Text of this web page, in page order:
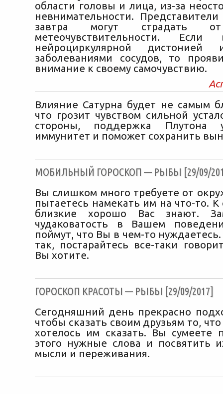
области головы и лица, из-за
невнимательности.
завтра могут страдать от
метеочувствительности.
нейроциркулярной дистонией
заболеваниями сосудов, то
внимание к своему самочувствию.
Влияние Сатурна будет не самым
что грозит чувством сильной
стороны, поддержка Плутона
иммунитет и поможет сохранить
МОБИЛЬНЫЙ ГОРОСКОП — РЫБЫ [29/09/
Вы слишком много требуете от
пытаетесь намекать им на что-то.
близкие хорошо Вас знают.
чудаковатость в Вашем
поймут, что Вы в чем-то
так, постарайтесь все-таки
Вы хотите.
ГОРОСКОП КРАСОТЫ — РЫБЫ [29/09/2017]
Сегодняшний день прекрасно
чтобы сказать своим друзьям то,
хотелось им сказать. Вы сумеете
этого нужные слова и посвятить
мысли и переживания.